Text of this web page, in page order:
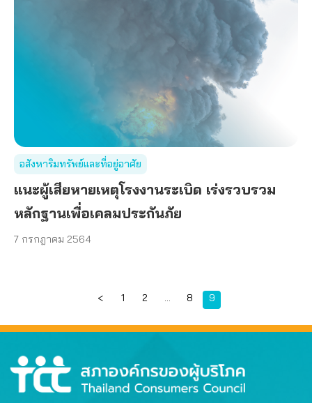
อสังหาริมทรัพย์และที่อยู่อาศัย
แนะผู้เสียหายเหตุโรงงานระเบิด เร่งรวบรวม
หลักฐานเพื่อเคลมประกันภัย
7 กรกฎาคม 2564
< Page
1 Page
2 … Page
8 Page
9